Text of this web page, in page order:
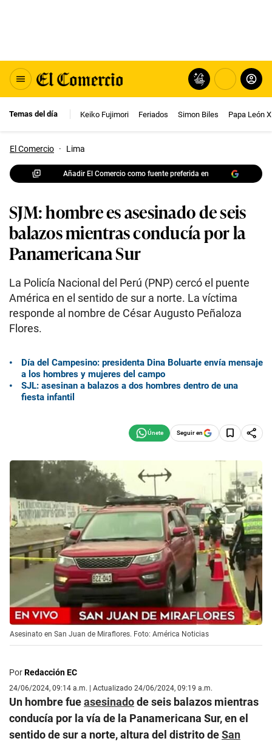
Temas del día Keiko Fujimori Feriados Simon Biles Papa León
El Comercio · Lima
Añadir El Comercio como fuente preferida en
SJM: hombre es asesinado de seis
balazos mientras conducía por la
Panamericana Sur
La Policía Nacional del Perú (PNP) cercó el puente
América en el sentido de sur a norte. La víctima
responde al nombre de César Augusto Peñaloza
Flores.
Día del Campesino: presidenta Dina Boluarte envía mensaje
a los hombres y mujeres del campo
SJL: asesinan a balazos a dos hombres dentro de una
fiesta infantil
Seguir en
Asesinato en San Juan de Miraflores. Foto: América Noticias
PorRedacción EC
24/06/2024, 09:14 a.m. | Actualizado 24/06/2024, 09:19 a.m.
Un hombre fueasesinadode seis balazos mientras
conducía por la vía de la Panamericana Sur, en el
sentido de sur a norte, altura del distrito deSan